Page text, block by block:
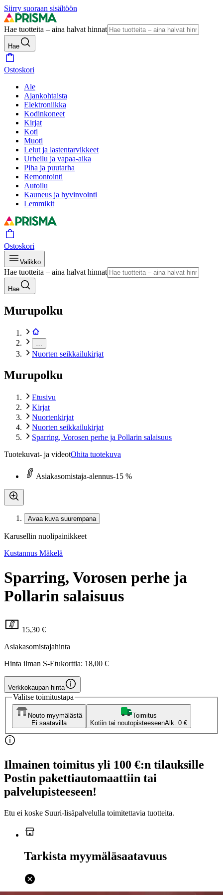
Siirry suoraan sisältöön
Hae tuotteita – aina halvat hinnat
Hae
Ostoskori
Ale
Ajankohtaista
Elektroniikka
Kodinkoneet
Kirjat
Koti
Muoti
Lelut ja lastentarvikkeet
Urheilu ja vapaa-aika
Piha ja puutarha
Remontointi
Autoilu
Kauneus ja hyvinvointi
Lemmikit
Ostoskori
Valikko
Hae tuotteita – aina halvat hinnat
Hae
Murupolku
Nuorten seikkailukirjat
Murupolku
Etusivu
Kirjat
Nuortenkirjat
Nuorten seikkailukirjat
Sparring, Vorosen perhe ja Pollarin salaisuus
Tuotekuvat- ja videotOhita tuotekuva
Asiakasomistaja-alennus-15 %
Avaa kuva suurempana
Karusellin nuolipainikkeet
Kustannus Mäkelä
Sparring, Vorosen perhe ja
Pollarin salaisuus
15,30 €
Asiakasomistajahinta
Hinta ilman S-Etukorttia: 18,00 €
Verkkokaupan hinta
Valitse toimitustapa
Nouto myymälästä
Ei saatavilla
Toimitus
Kotiin tai noutopisteeseenAlk. 0 €
Ilmainen toimitus yli 100 €:n tilauksille
Postin pakettiautomaattiin tai
palvelupisteeseen!
Etu ei koske Suuri‑lisäpalvelulla toimitettavia tuotteita.
Tarkista myymäläsaatavuus